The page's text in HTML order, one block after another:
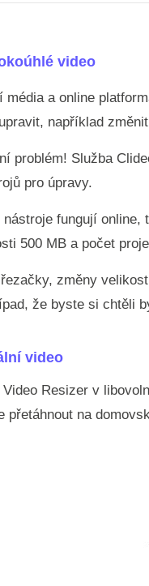
video
média a online
například
problém! Služba
pro úpravy.
fungují
500 MB a počet
změny
že byste si chtěli
video
Resizer v
přetáhnout na